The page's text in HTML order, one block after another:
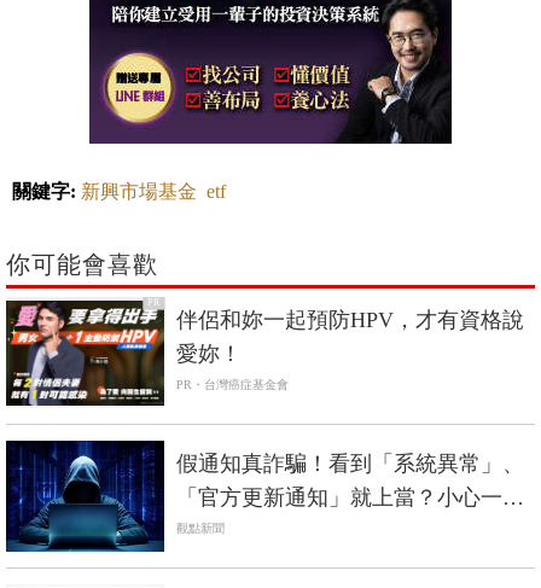
關鍵字: 新興市場基金 etf
你可能會喜歡
PR
伴侶和妳一起預防HPV，才有資格說
愛妳！
PR・台灣癌症基金會
假通知真詐騙！看到「系統異常」、
「官方更新通知」就上當？小心一封
信就能掏空帳戶！
觀點新聞